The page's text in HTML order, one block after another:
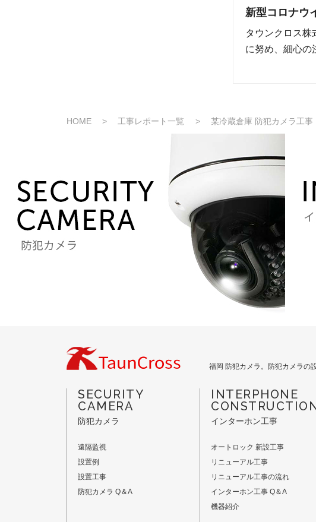
新型コロナウ
タウンクロス株
に努め、細心の
HOME > 工事レポート一覧 > 某冷蔵倉庫 防犯カメラ工事
福岡 防犯カメラ。防犯カメラの
SECURITY
CAMERA
防犯カメラ
遠隔監視
設置例
設置工事
防犯カメラ Q＆A
INTERPHONE
インターホン工事
オートロック 新設工事
リニューアル工事
リニューアル工事の流れ
インターホン工事 Q＆A
機器紹介